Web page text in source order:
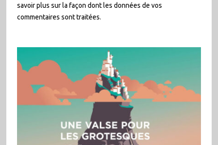
savoir plus sur la façon dont les données de vos
commentaires sont traitées.